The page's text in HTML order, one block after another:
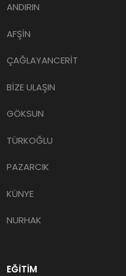
ANDIRIN
AFŞİN
ÇAĞLAYANCERİT
BİZE ULAŞIN
GÖKSUN
TÜRKOĞLU
PAZARCIK
KÜNYE
NURHAK
EĞİTİM